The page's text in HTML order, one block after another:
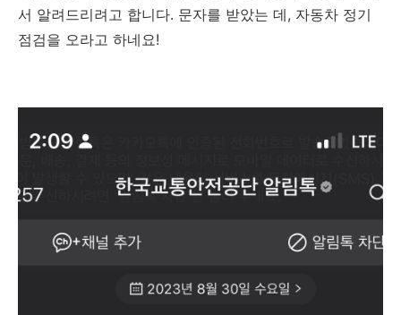
서 알려드리려고 합니다. 문자를 받았는 데, 자동차 정기
점검을 오라고 하네요!